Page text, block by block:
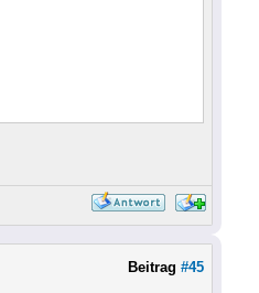
Beitrag #45